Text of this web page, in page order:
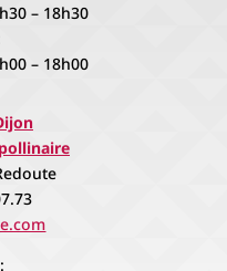
– 18h30
– 18h00